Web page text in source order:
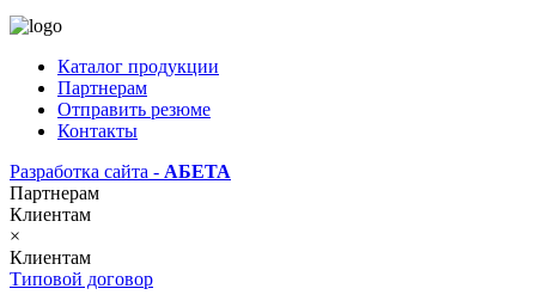
Каталог продукции
Партнерам
Отправить резюме
Контакты
Разработка сайта - АБЕТА
Партнерам
Клиентам
×
Клиентам
Типовой договор